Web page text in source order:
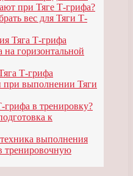
при Тяге Т-грифа?
вес для Тяги Т-
Тяга Т-грифа
на горизонтальной
Т-грифа
выполнении Тяги
в тренировку?
к
выполнения
тренировочную